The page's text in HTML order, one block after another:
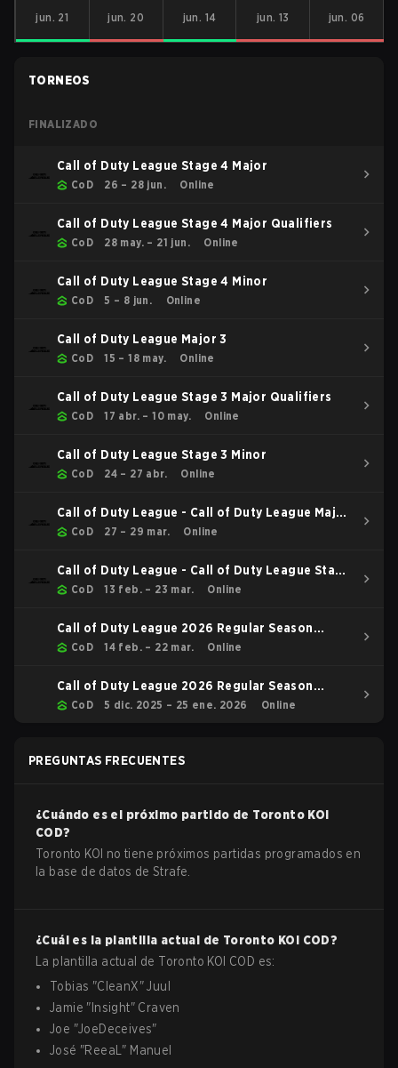
jun. 21
jun. 20
jun. 14
jun. 13
jun. 06
TORNEOS
FINALIZADO
Call of Duty League Stage 4 Major
CoD 26 – 28 jun. Online
Call of Duty League Stage 4 Major Qualifiers
CoD 28 may. – 21 jun. Online
Call of Duty League Stage 4 Minor
CoD 5 – 8 jun. Online
Call of Duty League Major 3
CoD 15 – 18 may. Online
Call of Duty League Stage 3 Major Qualifiers
CoD 17 abr. – 10 may. Online
Call of Duty League Stage 3 Minor
CoD 24 – 27 abr. Online
Call of Duty League - Call of Duty League Major
2 CoD 27 – 29 mar. Online
Call of Duty League - Call of Duty League Stage
2 Major Qualifiers
CoD 13 feb. – 23 mar. Online
Call of Duty League 2026 Regular Season
Stage 2 Qualifiers
CoD 14 feb. – 22 mar. Online
Call of Duty League 2026 Regular Season
Stage 1 Qualifiers
CoD 5 dic. 2025 – 25 ene. 2026 Online
PREGUNTAS FRECUENTES
¿Cuándo es el próximo partido de Toronto KOI
COD?
Toronto KOI no tiene próximos partidas programados en
la base de datos de Strafe.
¿Cuál es la plantilla actual de Toronto KOI COD?
La plantilla actual de Toronto KOI COD es:
Tobias "CleanX"Juul
Jamie " Insight" Craven
Joe "JoeDeceives"
José "ReeaL " Manuel